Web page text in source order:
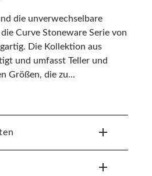
die unverwechselbare
Curve Stoneware Serie von
Die Kollektion aus
und umfasst Teller und
Größen, die zu...